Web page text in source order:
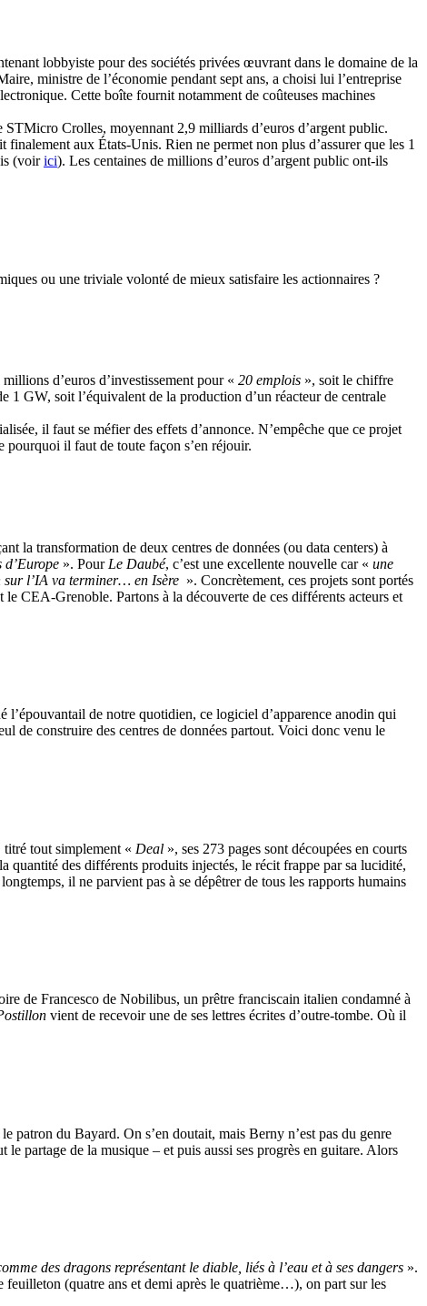
lobbyiste pour des sociétés privées œuvrant dans le domaine de la
ministre de l’économie pendant sept ans, a choisi lui l’entreprise
Cette boîte fournit notamment de coûteuses machines
Crolles, moyennant 2,9 milliards d’euros d’argent public.
aux États-Unis. Rien ne permet non plus d’assurer que les 1
(voirici). Les centaines de millions d’euros d’argent public ont-ils
ou une triviale volonté de mieux satisfaire les actionnaires ?
d’euros d’investissement pour « 20 emplois », soit le chiffre
1 GW, soit l’équivalent de la production d’un réacteur de centrale
il faut se méfier des effets d’annonce. N’empêche que ce projet
pourquoi il faut de toute façon s’en réjouir.
la transformation de deux centres de données (ou data centers) à
». Pour Le Daubé, c’est une excellente nouvelle car « une
sur l’IA va terminer… en Isère ». Concrètement, ces projets sont portés
CEA-Grenoble. Partons à la découverte de ces différents acteurs et
de notre quotidien, ce logiciel d’apparence anodin qui
de construire des centres de données partout. Voici donc venu le
tout simplement « Deal », ses 273 pages sont découpées en courts
quantité des différents produits injectés, le récit frappe par sa lucidité,
il ne parvient pas à se dépêtrer de tous les rapports humains
de Francesco de Nobilibus, un prêtre franciscain italien condamné à
vient de recevoir une de ses lettres écrites d’outre-tombe. Où il
patron du Bayard. On s’en doutait, mais Berny n’est pas du genre
le partage de la musique – et puis aussi ses progrès en guitare. Alors
des dragons représentant le diable, liés à l’eau et à ses dangers ».
(quatre ans et demi après le quatrième…), on part sur les